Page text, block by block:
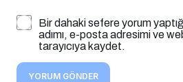
Bir dahaki sefere yorum
adımı, e-posta adresimi ve
tarayıcıya kaydet.
YORUM GÖNDER